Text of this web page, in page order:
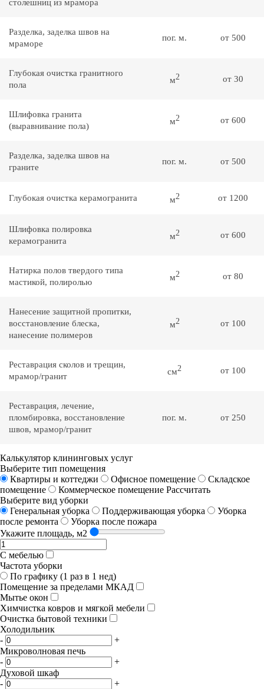
столешниц из мрамора
Разделка, заделка швов на
мраморе
пог. м. от 500
Глубокая очистка гранитного
пола
м2 от 30
Шлифовка гранита
(выравнивание пола)
м2 от 600
Разделка, заделка швов на
граните
пог. м. от 500
Глубокая очистка керамогранита м2 от 1200
Шлифовка полировка
керамогранита
м2 от 600
Натирка полов твердого типа
мастикой, полиролью
м2 от 80
Нанесение защитной пропитки,
восстановление блеска,
нанесение полимеров
м2 от 100
Реставрация сколов и трещин,
мрамор/гранит
см2 от 100
Реставрация, лечение,
пломбировка, восстановление
швов, мрамор/гранит
пог. м. от 250
Калькулятор клининговых услуг
Выберите тип помещения
Квартиры и коттеджи
Офисное помещение
Складское
помещение
Коммерческое помещение Рассчитать
Выберите вид уборки
Генеральная уборка
Поддерживающая уборка
Уборка
после ремонта
Уборка после пожара
Укажите площадь, м2
С мебелью
Частота уборки
По графику (1 раз в 1 нед)
Помещение за пределами МКАД
Мытье окон
Химчистка ковров и мягкой мебели
Очистка бытовой техники
Холодильник
-
+
Микроволновая печь
-
+
Духовой шкаф
-
+